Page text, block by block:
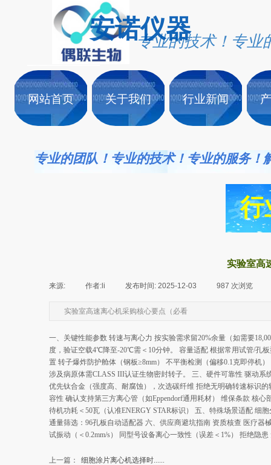
专业的技术！专业
安诺仪器
网站首页 关于我们 行业新闻
专业的团队！专业的技术！专业的服务
行
实验室高
来源: 作者: li 发布时间: 2025-12-03 987 次浏览
实验室高速离心机采购核心要点（必看
一、关键性能参数‌ ‌转速与离心力‌ 按实验需求留20%余量（如需要
度，验证空载4℃降至-20℃需＜10分钟。 ‌容量适配‌ 根据常用试管/孔
置‌ 转子爆炸防护舱体（钢板≥8mm） 不平衡检测（偏移0.1克即停机
涉及病原体需CLASS III认证生物密封转子。 ‌三、硬件可靠性‌ ‌驱动
优先钛合金（强度高、耐腐蚀），次选碳纤维 拒绝无明确转速标识
容性‌ 确认支持第三方离心管（如Eppendorf通用耗材） ‌维保条款‌ 核
待机功耗＜50瓦（认准ENERGY STAR标识） ‌五、特殊场景适配‌ ‌细
通量筛选‌：96孔板自动适配器 ‌六、供应商避坑指南‌ ‌资质核查‌ 医疗
试振动（＜0.2mm/s） 同型号设备离心一致性（误差＜1%） ‌拒绝隐
上一篇：
细胞涂片离心机选择时......